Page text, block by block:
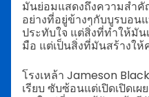
มันย่อมแสดงถึงความสำ
อย่างที่อยู่ข้างๆกับบูรบอ
ประทับใจ แต่สิ่งที่ทำให้มัน
มือ แต่เป็นสิ่งที่มันสร้างใ
โรงเหล้า Jameson
เรียบ ซับซ้อนแต่เปิดเปิดเ